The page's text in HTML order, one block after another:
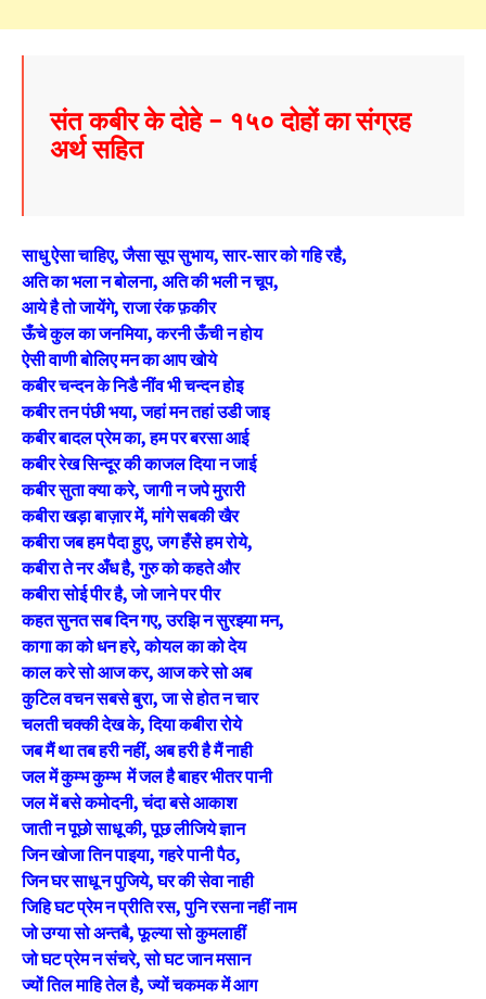
संत कबीर के दोहे – १५० दोहों का संग्रह
अर्थ सहित
साधु ऐसा चाहिए, जैसा सूप सुभाय, सार-सार को गहि रहै,
अति का भला न बोलना, अति की भली न चूप,
आये है तो जायेंगे, राजा रंक फ़कीर
ऊँचे कुल का जनमिया, करनी ऊँची न होय
ऐसी वाणी बोलिए मन का आप खोये
कबीर चन्दन के निडै नींव भी चन्दन होइ
कबीर तन पंछी भया, जहां मन तहां उडी जाइ
कबीर बादल प्रेम का, हम पर बरसा आई
कबीर रेख सिन्दूर की काजल दिया न जाई
कबीर सुता क्या करे, जागी न जपे मुरारी
कबीरा खड़ा बाज़ार में, मांगे सबकी खैर
कबीरा जब हम पैदा हुए, जग हँसे हम रोये,
कबीरा ते नर अँध है, गुरु को कहते और
कबीरा सोई पीर है, जो जाने पर पीर
कहत सुनत सब दिन गए, उरझि न सुरझ्या मन,
कागा का को धन हरे, कोयल का को देय
काल करे सो आज कर, आज करे सो अब
कुटिल वचन सबसे बुरा, जा से होत न चार
चलती चक्की देख के, दिया कबीरा रोये
जब मैं था तब हरी नहीं, अब हरी है मैं नाही
जल में कुम्भ कुम्भ में जल है बाहर भीतर पानी
जल में बसे कमोदनी, चंदा बसे आकाश
जाती न पूछो साधू की, पूछ लीजिये ज्ञान
जिन खोजा तिन पाइया, गहरे पानी पैठ,
जिन घर साधू न पुजिये, घर की सेवा नाही
जिहि घट प्रेम न प्रीति रस, पुनि रसना नहीं नाम
जो उग्या सो अन्तबै, फूल्या सो कुमलाहीं
जो घट प्रेम न संचरे, सो घट जान मसान
ज्यों तिल माहि तेल है, ज्यों चकमक में आग